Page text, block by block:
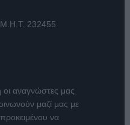
Μ.Η.Τ. 232455
οι αναγνώστες μας
μαζί μας με
να